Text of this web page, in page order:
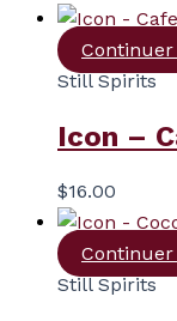
Still Spirits
Icon –
$16.00
Still Spirits